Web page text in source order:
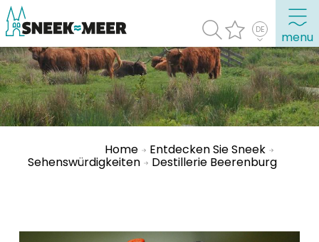
menu
Entdecken Sie Sneek
Informationen
Sneek besuchen
Highlights
Sehen & Erleben
Home Entdecken Sie Sneek
Sehenswürdigkeiten Destillerie Beerenburg